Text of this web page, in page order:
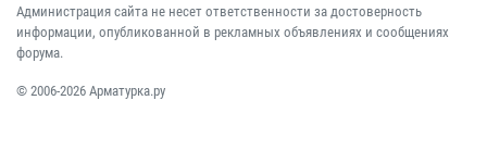
Администрация сайта не несет ответственности за достоверность
информации, опубликованной в рекламных объявлениях и сообщениях
форума.
© 2006-2026 Арматурка.ру